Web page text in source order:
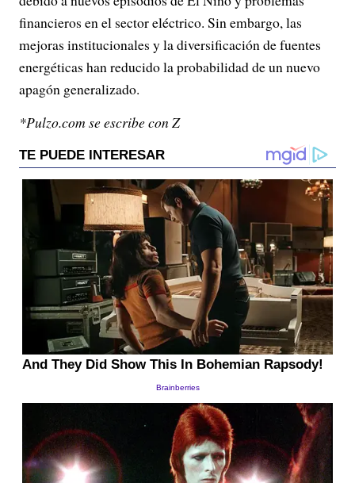
financieros en el sector eléctrico. Sin embargo, las
mejoras institucionales y la diversificación de fuentes
energéticas han reducido la probabilidad de un nuevo
apagón generalizado.
*Pulzo.com se escribe con Z